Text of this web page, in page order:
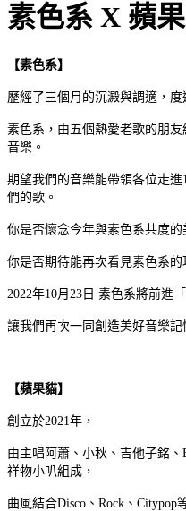
素色系 X 蘋
【素色系】
歷經了三個月的沉澱與調適，度
素色系，由五個熱愛老歌的朋
音樂。
期望我們的音樂能帶領各位走進
們的歌。
你是否懷念今年與素色系共度的
你是否期待能再次看見素色系的
2022年10月23日 素色系將前進
讓我們再次一同創造美好音樂記
【蘋果貓】
創立於2021年，
由主唱阿蕭、小秋、吉他子銘
祥物小叭組成，
曲風結合Disco、Rock、Citypop